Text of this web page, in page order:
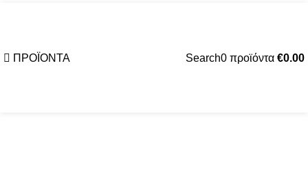
ΠΡΟΪΟΝΤΑ Search0 προϊόντα €0.00